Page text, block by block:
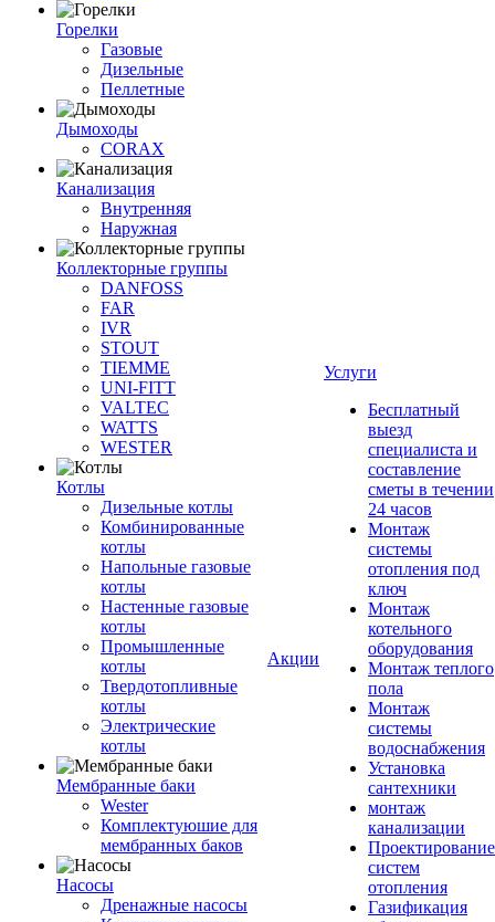
Горелки
Газовые
Дизельные
Пеллетные
Дымоходы
CORAX
Канализация
Внутренняя
Наружная
Коллекторные группы
DANFOSS
FAR
IVR
STOUT
TIEMME
UNI-FITT
VALTEC
WATTS
WESTER
Котлы
Дизельные котлы
Комбинированные
котлы
Напольные газовые
котлы
Настенные газовые
котлы
Промышленные
котлы
Твердотопливные
котлы
Электрические
котлы
Мембранные баки
Wester
Комплектуюшие для
мембранных баков
Насосы
Дренажные насосы
Акции
Услуги
Бесплатный
выезд
специалиста и
составление
сметы в течении
24 часов
Монтаж
системы
отопления под
ключ
Монтаж
котельного
оборудования
Монтаж теплого
пола
Монтаж
системы
водоснабжения
Установка
сантехники
монтаж
канализации
Проектирование
систем
отопления
Газификация